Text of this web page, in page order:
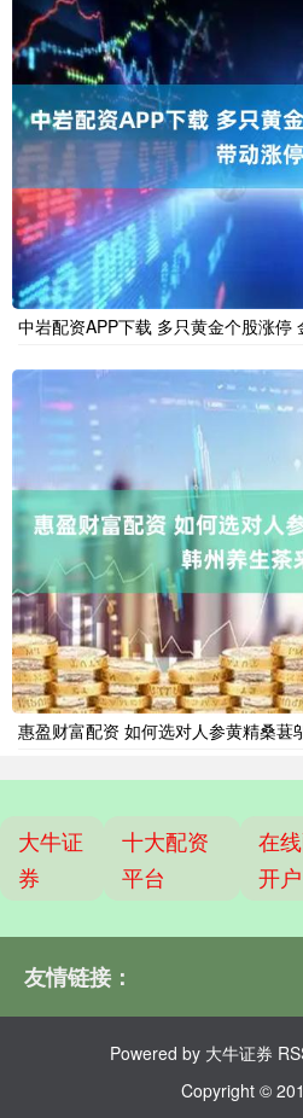
中岩配资APP下载 多只黄金个股涨停
惠盈财富配资 如何选对人参黄精桑葚
大牛证
券
十大配资
平台
在
开户
友情链接：
Powered by 大牛证券
Copyright ©